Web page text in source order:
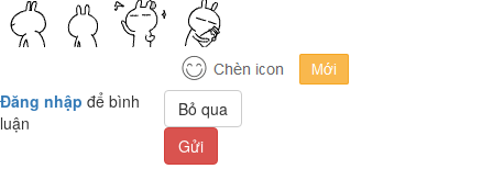
Đăng nhập để bình
luận
Bỏ qua
Gửi